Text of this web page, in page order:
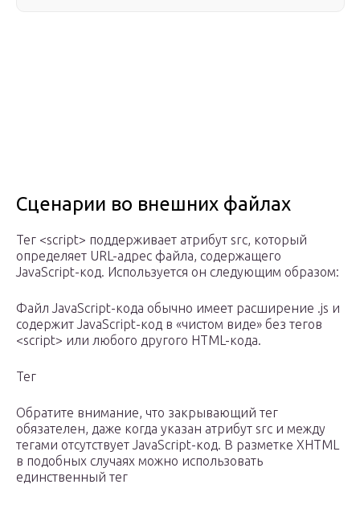
Сценарии во внешних файлах
Тег <script> поддерживает атрибут src, который
определяет URL-адрес файла, содержащего
JavaScript-код. Используется он следующим образом:
Файл JavaScript-кода обычно имеет расширение .js и
содержит JavaScript-код в «чистом виде» без тегов
<script> или любого другого HTML-кода.
Тег
Обратите внимание, что закрывающий тег
обязателен, даже когда указан атрибут src и между
тегами отсутствует JavaScript-код. В разметке XHTML
в подобных случаях можно использовать
единственный тег